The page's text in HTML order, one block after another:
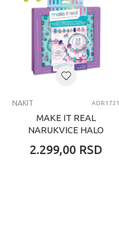
NAKIT ADR1721
MAKE IT REAL
NARUKVICE HALO
BLUE
2.299,00 RSD